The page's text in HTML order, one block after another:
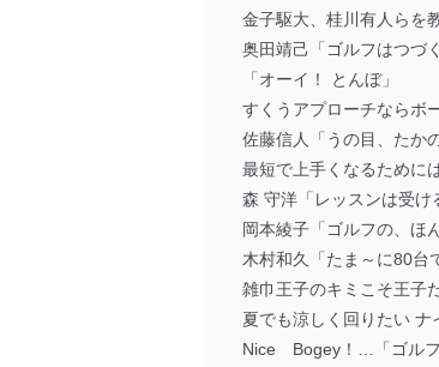
金子駆大、桂川有人らを
奥田靖己「ゴルフはつづ
「オーイ！ とんぼ」
すくうアプローチならボ
佐藤信人「うの目、たか
最短で上手くなるために
森 守洋「レッスンは受け
岡本綾子「ゴルフの、ほ
木村和久「たま～に80台
雑巾王子のキミこそ王子
夏でも涼しく回りたい ナ
Nice Bogey！…「ゴルフ